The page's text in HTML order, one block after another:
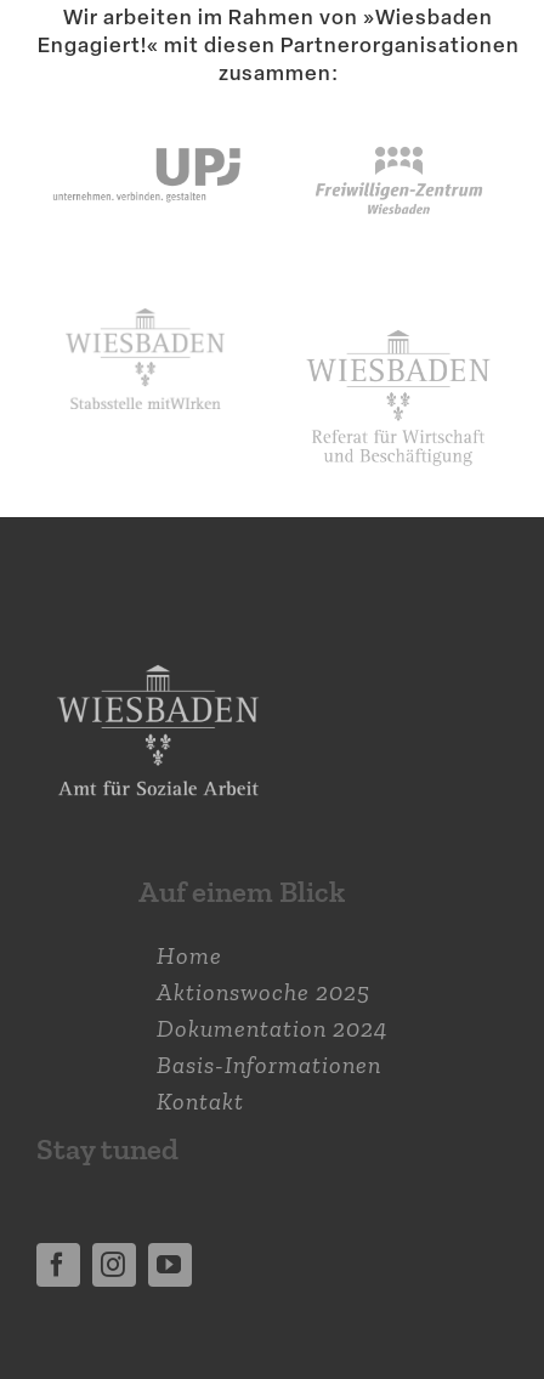
Wir arbeiten im Rahmen von »Wiesbaden
Engagiert!« mit diesen Partner­or­ga­ni­sa­tionen
zusammen:
Auf einem Blick
Home
Aktions­woche 2025
Dokumen­tation 2024
Basis-Informationen
Kontakt
Stay tuned